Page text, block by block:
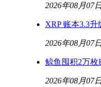
2026年08月07
XRP 账本3.3
2026年08月07
鲸鱼囤积2万枚
2026年08月07